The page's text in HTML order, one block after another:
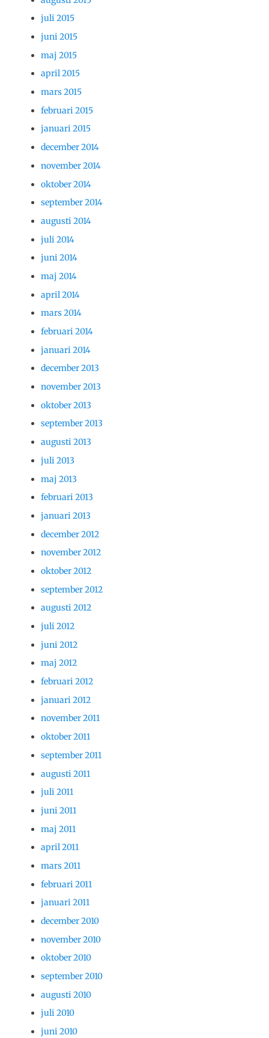
juli 2015
juni 2015
maj 2015
april 2015
mars 2015
februari 2015
januari 2015
december 2014
november 2014
oktober 2014
september 2014
augusti 2014
juli 2014
juni 2014
maj 2014
april 2014
mars 2014
februari 2014
januari 2014
december 2013
november 2013
oktober 2013
september 2013
augusti 2013
juli 2013
maj 2013
februari 2013
januari 2013
december 2012
november 2012
oktober 2012
september 2012
augusti 2012
juli 2012
juni 2012
maj 2012
februari 2012
januari 2012
november 2011
oktober 2011
september 2011
augusti 2011
juli 2011
juni 2011
maj 2011
april 2011
mars 2011
februari 2011
januari 2011
december 2010
november 2010
oktober 2010
september 2010
augusti 2010
juli 2010
juni 2010